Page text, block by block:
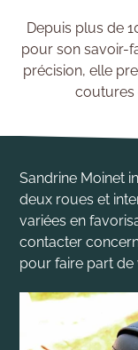
Depuis plus de
pour son savoir-
précision, elle
coutures
Sandrine Moinet
deux roues et
variées en
contacter
pour faire part de